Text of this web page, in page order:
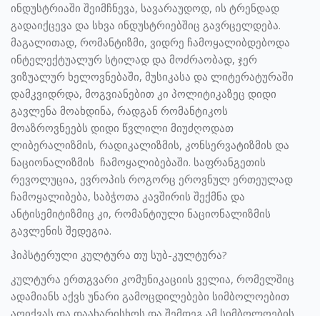
ინდუსტრიაში შეიმჩნევა, სავარაუდოდ, ის ტრენდად
გადაიქცევა და სხვა ინდუსტრიებშიც გავრცელდება.
მაგალითად, რომანტიზმი, ვიდრე ჩამოყალიბდებოდა
ინტელექტუალურ სტილად და მოძრაობად, ჯერ
ვიზუალურ ხელოვნებაში, მუსიკასა და ლიტერატურაში
დამკვიდრდა, მოგვიანებით კი პოლიტიკაზეც დიდი
გავლენა მოახდინა, რადგან რომანტიკოს
მოაზროვნეებს დიდი წვლილი მიუძღოდათ
ლიბერალიზმის, რადიკალიზმის, კონსერვატიზმის და
ნაციონალიზმის ჩამოყალიბებაში. საფრანგეთის
რევოლუცია, ევროპის როგორც ეროვნულ ერთეულად
ჩამოყალიბება, საბჭოთა კავშირის შექმნა და
ანტისემიტიზმიც კი, რომანტიული ნაციონალიზმის
გავლენის შედეგია.
ჰიპსტერული კულტურა თუ სუბ-კულტურა?
კულტურა ერთგვარი კომუნიკაციის ველია, რომელშიც
ადამიანს აქვს უნარი გამოცდილებები სიმბოლოებით
აღიქვას და დაახარისხოს და შემდეგ ამ სიმბოლოების